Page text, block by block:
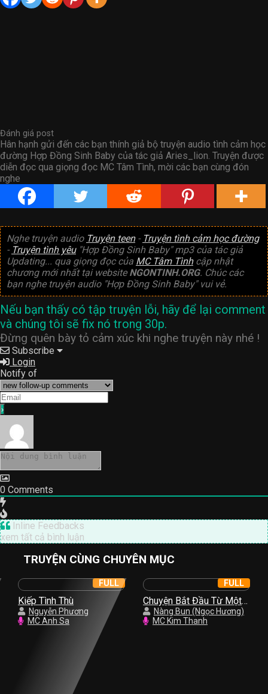
Đánh giá post
Hân hạnh gửi đến các bạn thính giả bộ truyện audio tình cảm học
đường Hợp Đồng Sinh Baby của tác giả Aries_lion. Truyện được
diễn đọc qua giọng đọc MC Tâm Tình, mời các bạn cùng đón
nghe
Nghe truyện audio Truyện teen- Truyện tình cảm học đường
- Truyện tình yêu"Hợp Đồng Sinh Baby" mp3 của tác giả
Updating... qua giọng đọc của MC Tâm Tìnhcập nhật
chương mới nhất tại website NGONTINH.ORG. Chúc các
bạn nghe truyện audio "Hợp Đồng Sinh Baby" vui vẻ.
Nếu bạn thấy có tập truyện lỗi, hãy để lại comment
và chúng tôi sẽ fix nó trong 30p.
Đừng quên bày tỏ cảm xúc khi nghe truyện này nhé !
Subscribe
Login
Notify of
0 Comments
Inline Feedbacks
xem tất cả bình luận
TRUYỆN CÙNG CHUYÊN MỤC
Kiếp Tình Thù
Nguyễn Phương
MC Anh Sa
FULL
Chuyện Bắt Đầu Từ Một
Nụ Hồng
Nàng Bun (Ngọc Hương)
MC Kim Thanh
FULL